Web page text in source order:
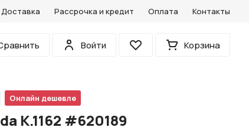
Доставка Рассрочка и кредит Оплата Контакты
Войти
Избранное Корзина
Онлайн дешевле
K.1162 #620189